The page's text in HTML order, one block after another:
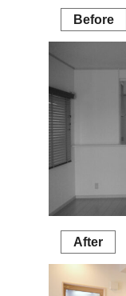
Before
After